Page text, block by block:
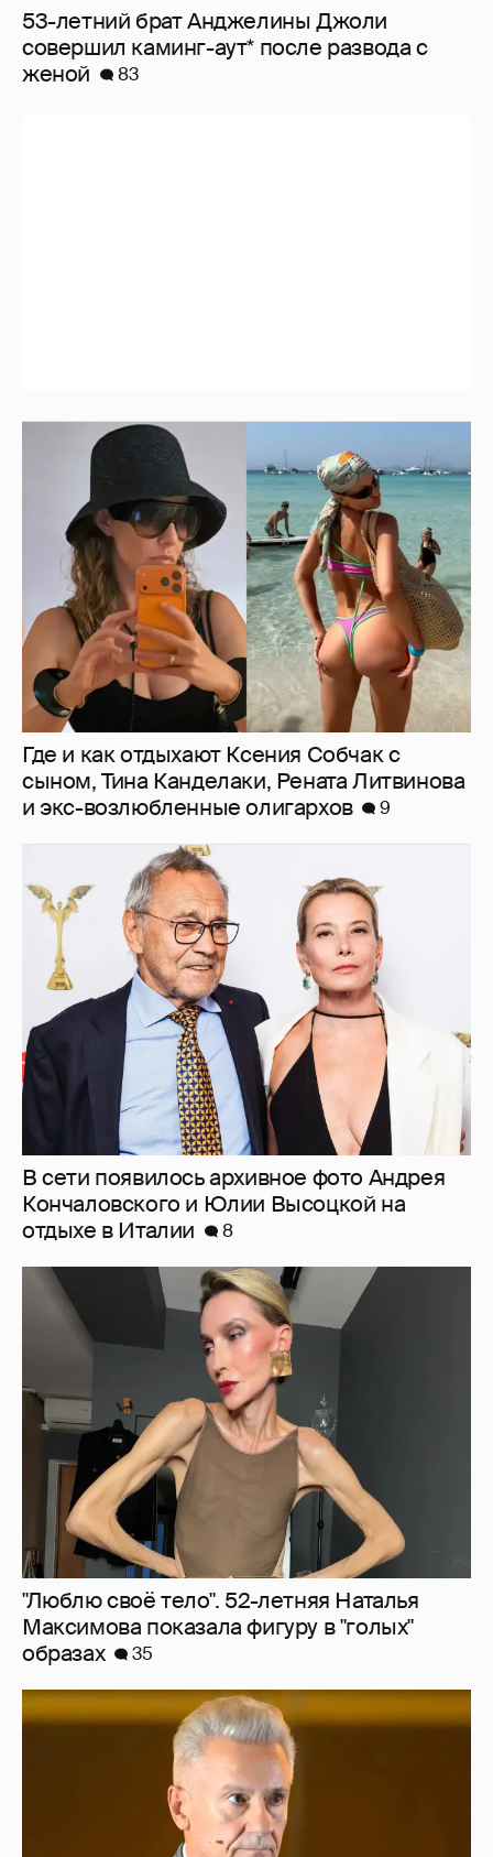
53-летний брат Анджелины Джоли
совершил каминг-аут* после развода с
женой
83
Где и как отдыхают Ксения Собчак с
сыном, Тина Канделаки, Рената Литвинова
и экс-возлюбленные олигархов
9
В сети появилось архивное фото Андрея
Кончаловского и Юлии Высоцкой на
отдыхе в Италии
8
"Люблю своё тело". 52-летняя Наталья
Максимова показала фигуру в "голых"
"Сломанные судьбы". Олег Меньшиков
призвал закрыть неэффективные
театральные вузы в России